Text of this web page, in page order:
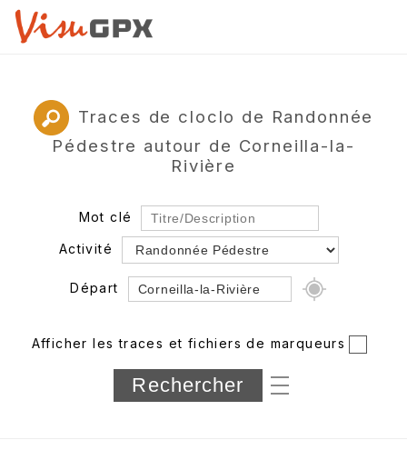
Traces de cloclo de Randonnée
Pédestre autour de Corneilla-la-
Rivière
Mot clé
Activité
Départ
Département
Longueur min/max
Afficher les traces et fichiers de marqueurs